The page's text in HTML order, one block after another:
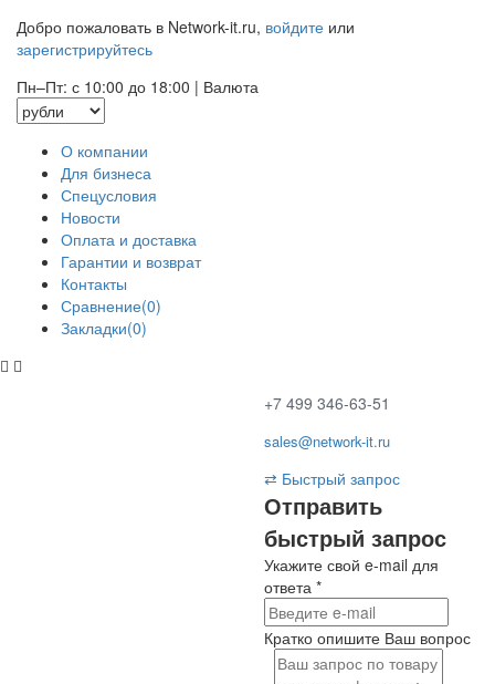
Добро пожаловать в Network-it.ru, войдите или
зарегистрируйтесь
Пн–Пт: с 10:00 до 18:00 | Валюта
О компании
Для бизнеса
Спецусловия
Новости
Оплата и доставка
Гарантии и возврат
Контакты
Сравнение(0)
Закладки(0)
+7 499 346-63-51
sales@network-it.ru
⇄ Быстрый запрос
Отправить
быстрый запрос
Укажите свой e-mail для
ответа *
Кратко опишите Ваш вопрос